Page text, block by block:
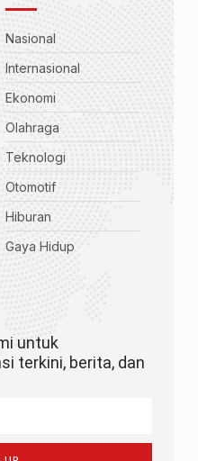
Nasional
Internasional
Ekonomi
Olahraga
Teknologi
Otomotif
Hiburan
Gaya Hidup
untuk
terkini, berita, dan